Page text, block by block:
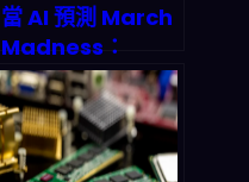
當 AI 預測 March
Madness：
10,000 次模擬背
後的演算法革命正
在顛覆體育博彩市
場